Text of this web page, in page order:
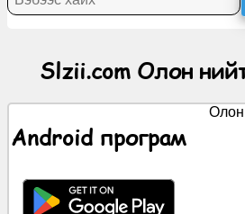
Мэдээ
дүрсүүд
Харилцагчид
Slzii.com Олон
Android програм
Олон